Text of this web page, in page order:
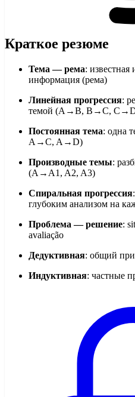
Краткое резюме
Тема — рема:
информация (рема)
Линейная прогрессия:
темой (A→B, B→C,
Постоянная тема: одна
A→C, A→D)
Производные темы:
(A→A1, A2, A3)
Спиральная прогрессия
глубоким анализом на
Проблема — решение:
avaliação
Дедуктивная: общий
Индуктивная: частные